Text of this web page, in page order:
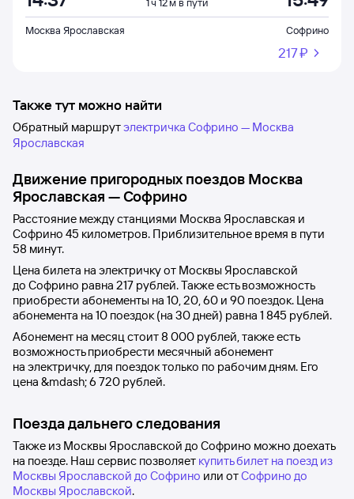
Москва Ярославская Софрино
217 ⁠₽
Также тут можно найти
Обратный маршрутэлектричка Софрино — Москва
Ярославская
Движение пригородных поездов Москва
Ярославская —Софрино
Расстояние между станциями Москва Ярославская и
Софрино 45 километров. Приблизительное время в пути
58 минут.
Цена билета на электричку от Москвы Ярославской
до Софрино равна 217 рублей. Также есть возможность
приобрести абонементы на 10, 20, 60 и 90 поездок. Цена
абонемента на 10 поездок (на 30 дней) равна 1 845 рублей.
Абонемент на месяц стоит8 000 рублей, также есть
возможность приобрести месячный абонемент
на электричку, для поездок только по рабочим дням. Его
цена &mdash;6 720 рублей.
Поезда дальнего следования
Также из Москвы Ярославской до Софрино можно доехать
на поезде. Наш сервис позволяет купить билет на поезд из
Москвы Ярославской до Софрино или отСофрино до
Москвы Ярославской.